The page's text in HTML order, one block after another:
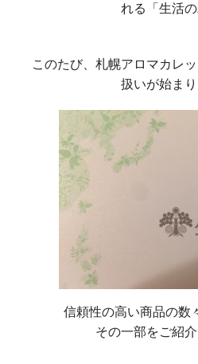
れる「生活の
このたび、札幌アロマカレ
扱いが始まり
信頼性の高い商品の数
その一部をご紹